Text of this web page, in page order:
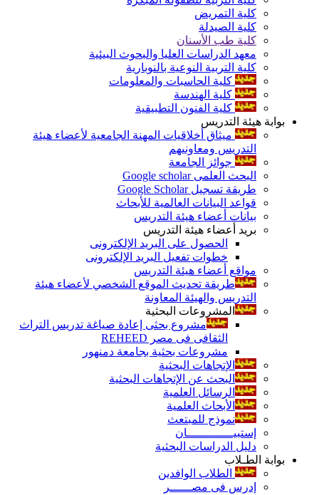
كلية التمريض
كلية الصيدلة
كلية طب الأسنان
معهد الدراسات العليا والبحوث البيئية
كلية التربية النوعية بالنوبارية
كلية الحاسبات والمعلومات
كلية الهندسة
كلية الفنون التطبيقية
بوابة هيئة التدريس
ميثاق أخلاقيات المهنة الجامعية لأعضاء هيئة
التدريس ومعاونيهم
جوائز الجامعة
البحث العلمى Google scholar
طريقة تسجيل Google Scholar
قواعد البيانات العالمية للأبحاث
بيانات أعضاء هيئة التدريس
بريد أعضاء هيئة التدريس
الحصول على البريد الإلكترونى
خطوات تفعيل البريد الإلكترونى
مواقع أعضاء هيئة التدريس
طريقة تحديث الموقع الشخصي لأعضاء هيئة
التدريس والهيئة المعاونة
المشروعات البحثية
مشروع بحثى إعادة صياغة تدريس التراث
الثقافى فى مصر REHEED
مشروعات بحثية بجامعة دمنهور
الإتجاهات البحثية
البحث عن الإتجاهات البحثية
الرسائل العلمية
الأبحاث العلمية
نموذج للمبتعث
إستبيـــــــــــــان
دليل الدراسات البحثية
بوابة الطـلاب
الطلاب الوافدين
إدرس فى مصــــــر